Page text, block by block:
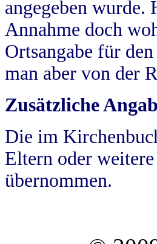
angegeben wurde.
Annahme doch
Ortsangabe für
man aber von der
Zusätzliche
Die im
Eltern oder
übernommen.